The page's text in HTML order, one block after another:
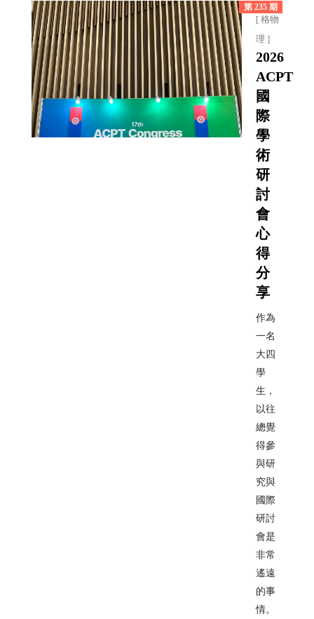
第 235 期
[ 格物
理 ]
2026
ACPT
國
際
學
術
研
討
會
心
得
分
享
作為
一名
大四
學
生，
以往
總覺
得參
與研
究與
國際
研討
會是
非常
遙遠
的事
情。